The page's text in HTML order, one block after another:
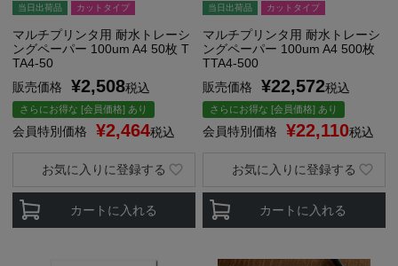
当日出荷品 カットタイプ
マルチプリンタ用 耐水トレーシ
ングペーパー 100um A4 50枚 T
TA4-50
販売価格
¥2,508税込
さらにお得な [会員価格] あり
会員特別価格 ¥2,464税込
カートに入れる
お気に入りに登録する
当日出荷品 カットタイプ
マルチプリンタ用 耐水トレーシ
ングペーパー 100um A4 500枚
TTA4-500
販売価格
¥22,572税込
さらにお得な [会員価格] あり
会員特別価格 ¥22,110税込
カートに入れる
お気に入りに登録する